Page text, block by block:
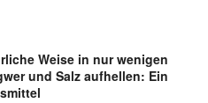
Weise in nur wenigen
und Salz aufhellen: Ein